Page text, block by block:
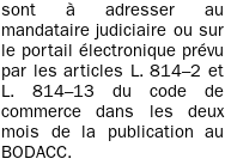
sont à adresser au
mandataire judiciaire ou sur
le portail électronique prévu
par les articles L. 814–2 et
L. 814–13 du code de
commerce dans les deux
mois de la publication au
BODACC.